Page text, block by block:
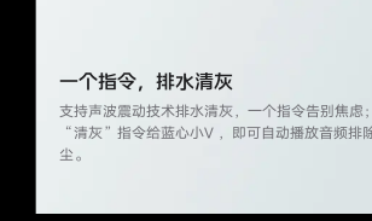
一个指令，排水清灰
支持声波震动技术排水清灰，一个指令告别焦虑
“清灰”指令给蓝心小V ，即可自动播放音频排
尘。